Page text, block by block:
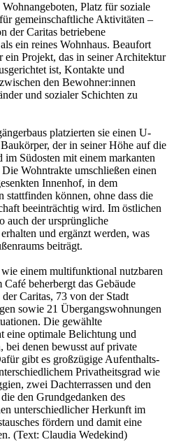
Platz für soziale
gemeinschaftliche Aktivitäten –
der Caritas betriebene
ein reines Wohnhaus. Beaufort
Projekt, das in seiner Architektur
ist, Kontakte und
den Bewohner:innen
und sozialer Schichten zu
platzierten sie einen U-
der in seiner Höhe auf die
im Südosten mit einem markanten
Wohntrakte umschließen einen
Innenhof, in dem
stattfinden können, ohne dass die
beeinträchtig wird. Im östlichen
auch der ursprüngliche
und ergänzt werden, was
beiträgt.
einem multifunktional nutzbaren
beherbergt das Gebäude
Caritas, 73 von der Stadt
sowie 21 Übergangswohnungen
Die gewählte
eine optimale Belichtung und
denen bewusst auf private
gibt es großzügige Aufenthalts-
Privatheitsgrad wie
zwei Dachterrassen und den
den Grundgedanken des
unterschiedlicher Herkunft im
fördern und damit eine
(Text: Claudia Wedekind)